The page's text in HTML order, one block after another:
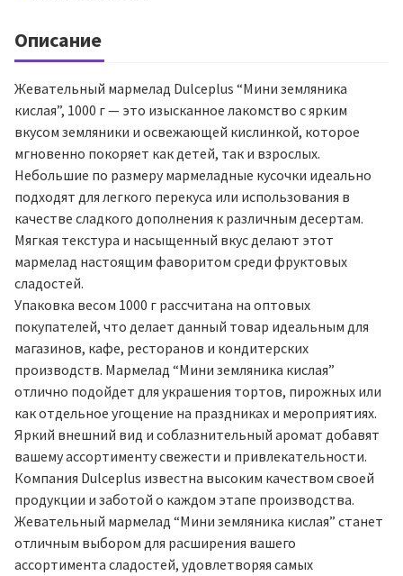
Описание
Жевательный мармелад Dulceplus “Мини земляника
кислая”, 1000 г — это изысканное лакомство с ярким
вкусом земляники и освежающей кислинкой, которое
мгновенно покоряет как детей, так и взрослых.
Небольшие по размеру мармеладные кусочки идеально
подходят для легкого перекуса или использования в
качестве сладкого дополнения к различным десертам.
Мягкая текстура и насыщенный вкус делают этот
мармелад настоящим фаворитом среди фруктовых
сладостей.
Упаковка весом 1000 г рассчитана на оптовых
покупателей, что делает данный товар идеальным для
магазинов, кафе, ресторанов и кондитерских
производств. Мармелад “Мини земляника кислая”
отлично подойдет для украшения тортов, пирожных или
как отдельное угощение на праздниках и мероприятиях.
Яркий внешний вид и соблазнительный аромат добавят
вашему ассортименту свежести и привлекательности.
Компания Dulceplus известна высоким качеством своей
продукции и заботой о каждом этапе производства.
Жевательный мармелад “Мини земляника кислая” станет
отличным выбором для расширения вашего
ассортимента сладостей, удовлетворяя самых